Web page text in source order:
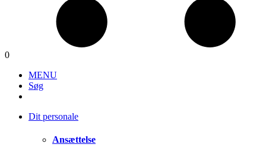
0
MENU
Søg
Dit personale
Ansættelse